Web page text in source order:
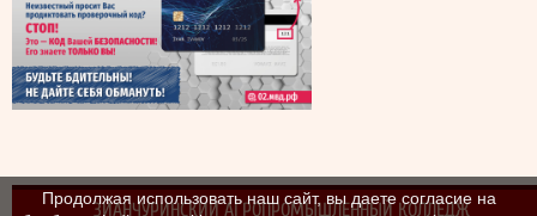
ЗИАНЧУРИНСКИЙ АГРОПРОМЫШЛЕННЫЙ КОЛЛЕДЖ
Продолжая использовать наш сайт, вы даете согласие на